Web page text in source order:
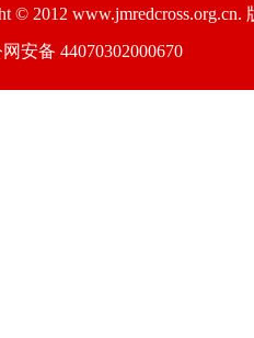
© 2012
安备 44070302000670